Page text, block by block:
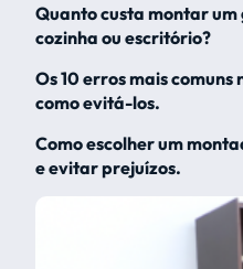
Quanto custa montar
cozinha ou escritório?
Os 10 erros mais
como evitá-los.
Como escolher um
e evitar prejuízos.